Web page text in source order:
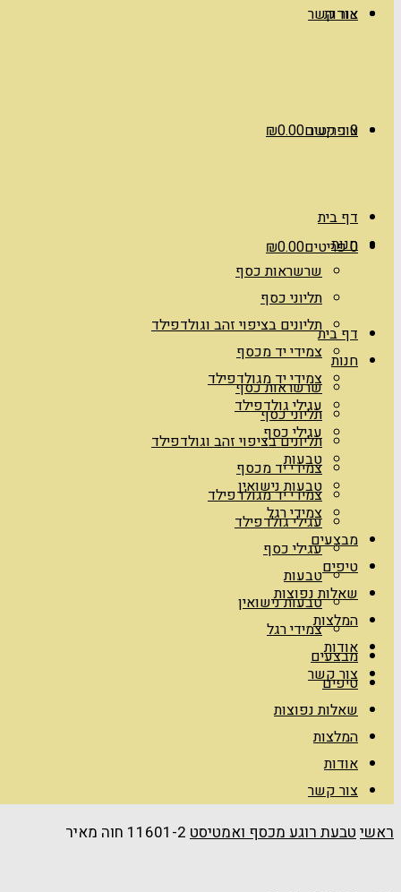
צור קשר
0 פריטים ₪0.00
דף בית
חנות
שרשראות כסף
תליוני כסף
תליונים בציפוי זהב וגולדפילד
צמידי יד מכסף
צמידי יד מגולדפילד
עגילי גולדפילד
עגילי כסף
טבעות
טבעות נישואין
צמידי רגל
מבצעים
טיפים
שאלות נפוצות
המלצות
אודות
צור קשר
אודות
צור קשר
0 פריטים ₪0.00
דף בית
חנות
שרשראות כסף
תליוני כסף
תליונים בציפוי זהב וגולדפילד
צמידי יד מכסף
צמידי יד מגולדפילד
עגילי גולדפילד
עגילי כסף
טבעות
טבעות נישואין
צמידי רגל
מבצעים
טיפים
שאלות נפוצות
המלצות
אודות
צור קשר
ראשיטבעת רוגע מכסף ואמטיסט 11601-2 חוה מאיר